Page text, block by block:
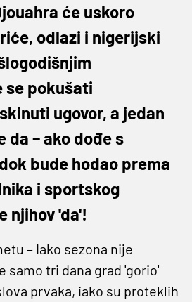
će uskoro
odlazi i nigerijski
se pokušati
ugovor, a jedan
da – ako dođe s
bude hodao prema
i sportskog
njihov 'da'!
– Iako sezona nije
samo tri dana grad 'gorio'
prvaka, iako su proteklih